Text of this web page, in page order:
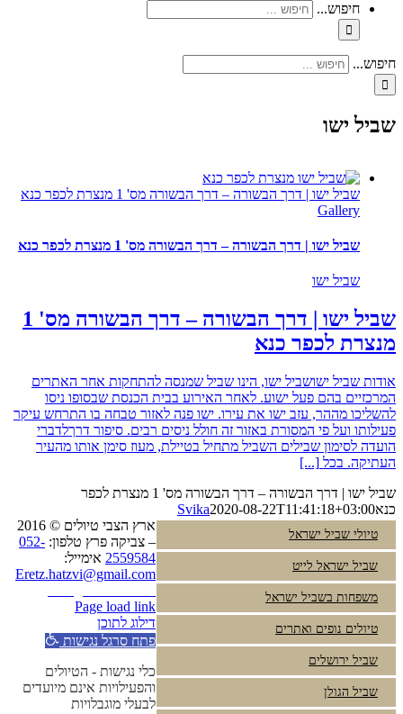
חיפוש...
חיפוש...
שביל ישו
שביל ישו | דרך הבשורה – דרך הבשורה מס' 1 מנצרת לכפר כנא
Gallery
שביל ישו | דרך הבשורה – דרך הבשורה מס' 1 מנצרת לכפר כנא
שביל ישו
שביל ישו | דרך הבשורה – דרך הבשורה מס' 1
מנצרת לכפר כנא
אודות שביל ישושביל ישו, הינו שביל שמנסה להתחקות אחר האתרים
המרכזיים בהם פעל ישוע. לאחר האירוע בבית הכנסת שבסופו ניסו
להשליכו מההר, עזב ישו את עירו. ישו פנה לאזור טבחה בו התרחש עיקר
פעילותו ועל פי המסורת באזור זה חולל ניסים רבים. סיפור דרךלדברי
הועדה לסימון שבילים השביל מתחיל בטיילת, מעוז סימן אותו מהעיר
העתיקה. בכל [...]
שביל ישו | דרך הבשורה – דרך הבשורה מס' 1 מנצרת לכפר
כנא
Svika2020-08-22T11:41:18+03:00
טיולי שביל ישראל
שביל ישראל לייט
משפחות בשביל ישראל
טיולים נופים ואתרים
שביל ירושלים
שביל הגולן
ארץ הצבי טיולים © 2016
– צביקה פרץ טלפון: 052-
2559584 אימייל:
Eretz.hatzvi@gmail.com
Page load link
דילוג לתוכן
פתח סרגל נגישות
כלי נגישות - הטיולים
והפעילויות אינם מיועדים
לבעלי מוגבלויות